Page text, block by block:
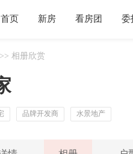
首页 新房 看房团 委
>> 相册欣赏
品牌开发商 水景地产